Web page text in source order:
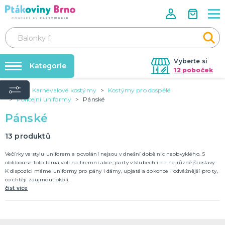
Vyberte si
12 poboček
Rozlučky se svobodou🌹
Dárky s potiskem
Nafukování balónků
Půjčovna kostýmů
Výzdoba na klíč
Kategorie
VALENTÝN
Dárky pro ženy
Sexy kostýmy - spodní prádlo
DALŠÍ KATEGORIE
SVATBA
Svatební balónky
Svatební dekorace na auto
Úvod Karnevalové kostýmy
Kostýmy pro dospělé
Policejní uniformy
Pánské
Pánské
13 produktů
Večírky ve stylu uniforem a povolání nejsou v dnešní době nic neobvyklého. S
oblibou se toto téma volí na firemní akce, party v klubech i na nejrůznější oslavy.
K dispozici máme uniformy pro pány i dámy, upjaté a dokonce i odvážnější pro ty,
co chtějí zaujmout okolí.
číst více